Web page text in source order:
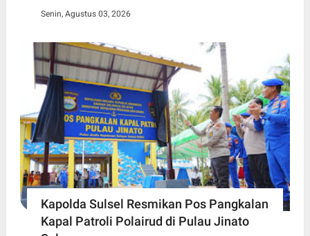
Senin, Agustus 03, 2026
Kapolda Sulsel Resmikan Pos Pangkalan
Kapal Patroli Polairud di Pulau Jinato